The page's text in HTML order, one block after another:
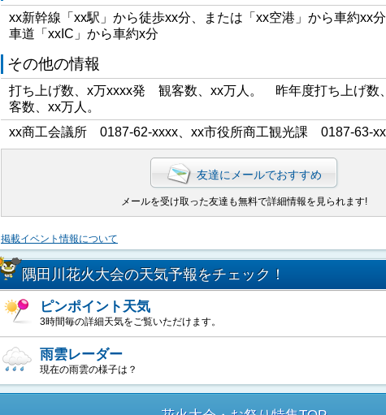
xx新幹線「xx駅」から徒歩xx分、または「xx空港」から車約xx
車道「xxIC」から車約x分
その他の情報
打ち上げ数、x万xxxx発 観客数、xx万人。 昨年度打ち上げ
客数、xx万人。
xx商工会議所 0187-62-xxxx、xx市役所商工観光課 0187-63-
友達にメールでおすすめ
メールを受け取った友達も無料で詳細情報を見られます!
掲載イベント情報について
隅田川花火大会の天気予報をチェック！
ピンポイント天気
3時間毎の詳細天気をご覧いただけます。
雨雲レーダー
現在の雨雲の様子は？